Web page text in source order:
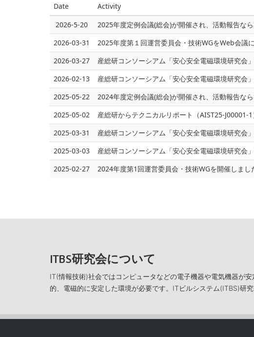
Date
Activity
2026-5-20
2025年度定例会議(総会)が開催され、活動報告な
2026-03-31
2025年度第１回運営委員会・技術WGをWeb会議
2026-03-27
産総研コンソーシアム「安心安全電磁環境研究会
2026-02-13
産総研コンソーシアム「安心安全電磁環境研究会
2025-05-22
2024年度定例会議(総会)が開催され、活動報告な
2025-05-02
産総研からテクニカルリポート（AIST25-J00001-
2025-03-31
産総研コンソーシアム「安心安全電磁環境研究会
2025-03-03
産総研コンソーシアム「安心安全電磁環境研究会
2025-02-27
2024年度第1回運営委員会・技術WGを開催しまし
ITBS研究会について
IT(情報技術)社会ではコンピュータなどの電子機器や電気機器が
的、電磁的に安定した環境が必要です。ITビルシステム(ITBS)研